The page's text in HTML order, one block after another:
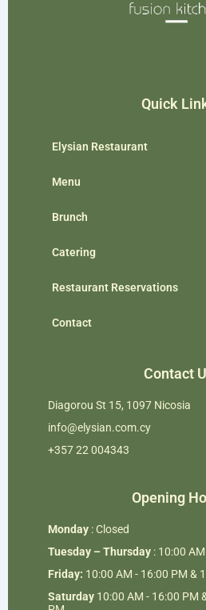
Quick
Elysian Restaurant
Menu
Brunch
Catering
Restaurant Reservations
Contact
Contact
Diagorou St 15, 1097 Nicosia
info@elysian.com.cy
+357 22 004343
Opening
Monday : Closed
Tuesday – Thursday : 10:00
Friday: 10:00 AM - 16:00 PM &
Saturday 10:00 AM - 16:00 PM